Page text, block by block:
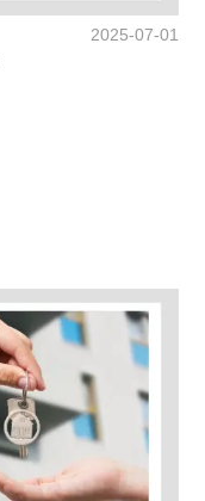
2025-07-01